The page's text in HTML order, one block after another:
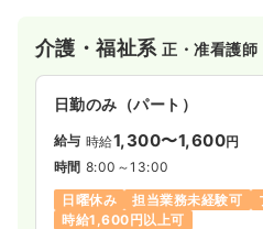
くりに努めているデイサービスで
介護・福祉系正・准看護師
日勤のみ（パート）
給与 時給1,300〜1,600円
時間 8:00～13:00
日曜休み
担当業務未経験可
時給1,600円以上可